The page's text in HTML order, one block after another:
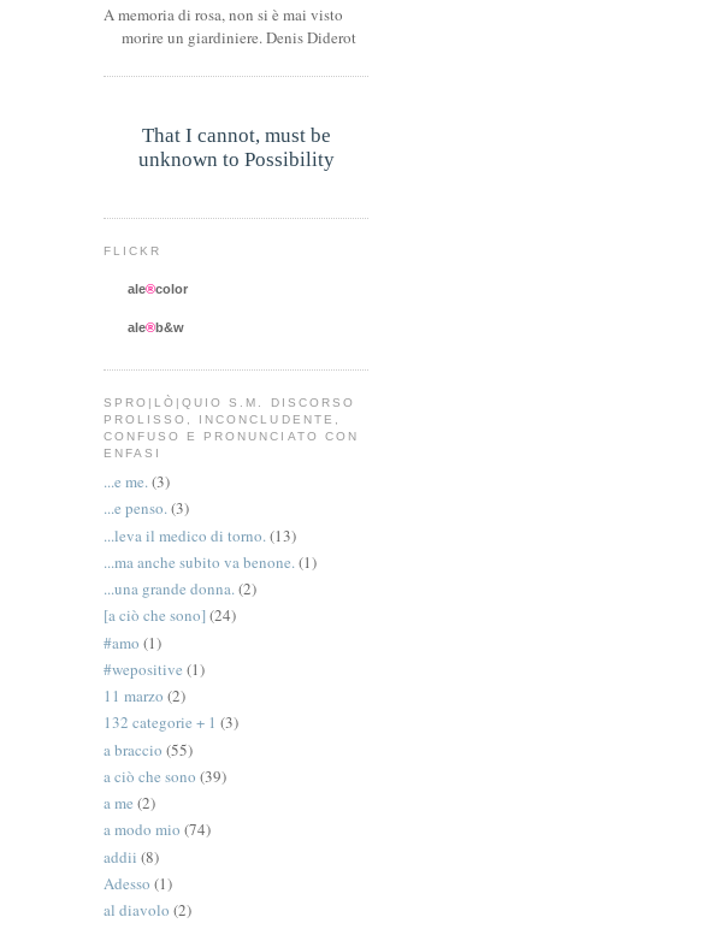
A memoria di rosa, non si è mai visto
morire un giardiniere. Denis Diderot
That I cannot, must be
unknown to Possibility
FLICKR
ale®color
ale®b&w
SPRO|LÒ|QUIO S.M. DISCORSO
PROLISSO, INCONCLUDENTE,
CONFUSO E PRONUNCIATO CON
ENFASI
...e me.(3)
...e penso.(3)
...leva il medico di torno.(13)
...ma anche subito va benone.(1)
...una grande donna.(2)
[a ciò che sono] (24)
#amo (1)
#wepositive (1)
11 marzo (2)
132 categorie + 1 (3)
a braccio (55)
a ciò che sono (39)
a me (2)
a modo mio (74)
addii (8)
Adesso (1)
al diavolo (2)